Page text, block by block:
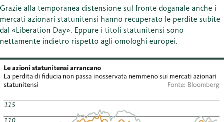
Grazie alla temporanea distensione sul fronte doganale anche i
mercati azionari statunitensi hanno recuperato le perdite subite
dal «Liberation Day». Eppure i titoli statunitensi sono
nettamente indietro rispetto agli omologhi europei.